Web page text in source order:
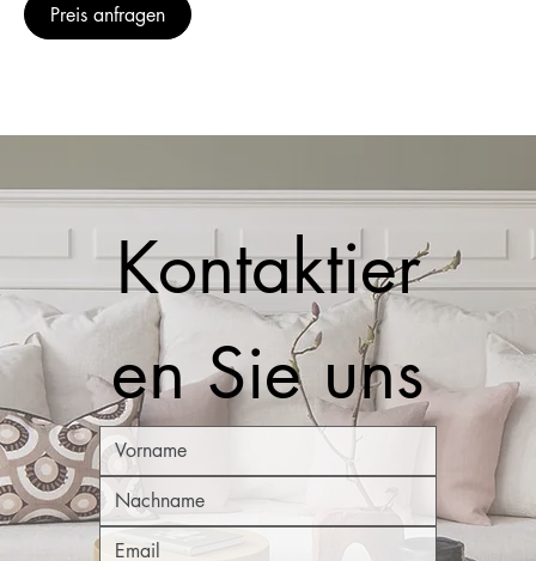
Preis anfragen
Kontaktier
en Sie uns